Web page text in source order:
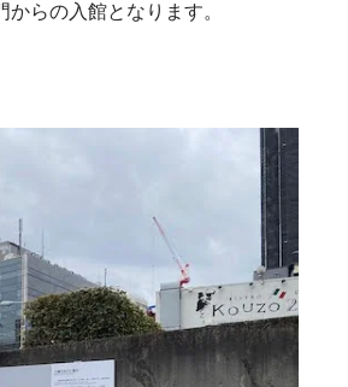
らの入館となります。